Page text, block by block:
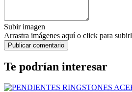
Subir imagen
Arrastra imágenes aquí o click para
Te podrían interesar